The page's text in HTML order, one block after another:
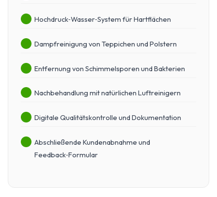
Hochdruck‑Wasser‑System für Hartflächen
Dampfreinigung von Teppichen und Polstern
Entfernung von Schimmelsporen und Bakterien
Nachbehandlung mit natürlichen Luftreinigern
Digitale Qualitätskontrolle und Dokumentation
Abschließende Kundenabnahme und
Feedback‑Formular